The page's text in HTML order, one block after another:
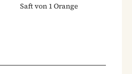
Saft von 1 Orange